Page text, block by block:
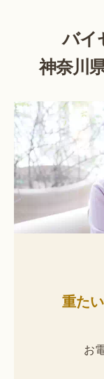
バイ
神奈川
重た
お